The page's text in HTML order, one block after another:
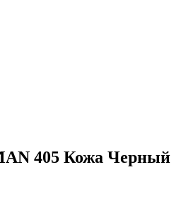
405 Кожа Черный